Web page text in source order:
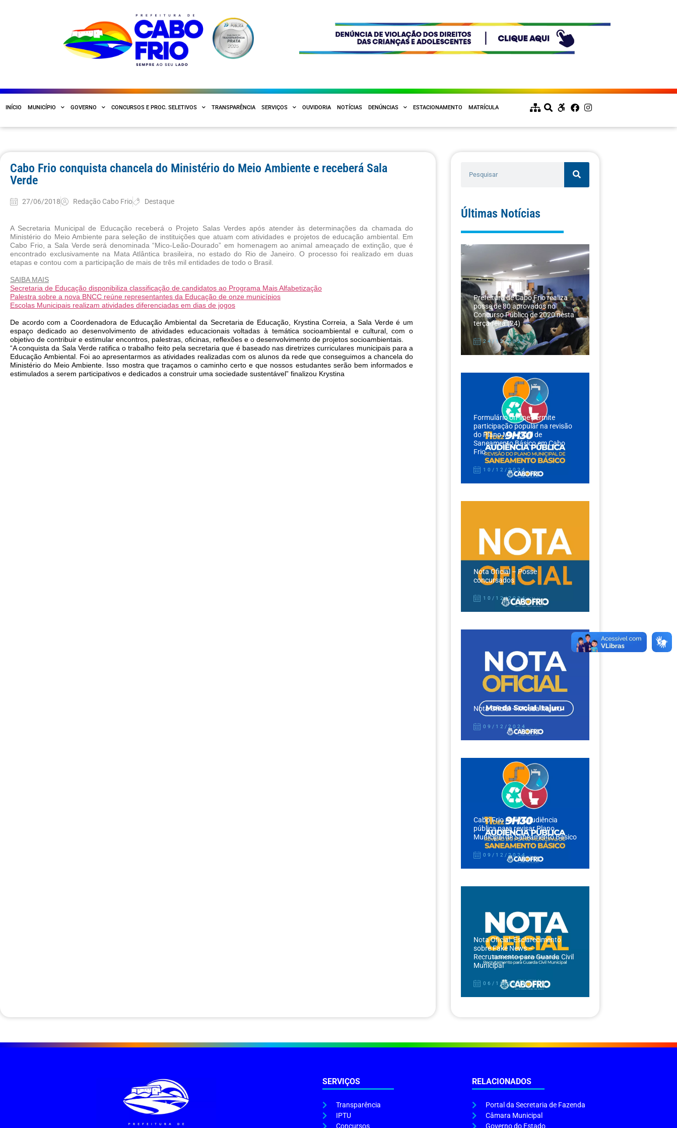
INÍCIO MUNICÍPIO GOVERNO CONCURSOS E PROC. SELETIVOS TRANSPARÊNCIA SERVIÇOS OUVIDORIA NOTÍCIAS DENÚNCIAS ESTACIONAMENTO MATRÍCULA
Cabo Frio conquista chancela do Ministério do Meio Ambiente e receberá Sala
Verde
27/06/2018 Redação Cabo Frio Destaque
A Secretaria Municipal de Educação receberá o Projeto Salas Verdes após atender às determinações da chamada do
Ministério do Meio Ambiente para seleção de instituições que atuam com atividades e projetos de educação ambiental. Em
Cabo Frio, a Sala Verde será denominada “Mico-Leão-Dourado” em homenagem ao animal ameaçado de extinção, que é
encontrado exclusivamente na Mata Atlântica brasileira, no estado do Rio de Janeiro. O processo foi realizado em duas
etapas e contou com a participação de mais de três mil entidades de todo o Brasil.
SAIBA MAIS
Secretaria de Educação disponibiliza classificação de candidatos ao Programa Mais Alfabetização
Palestra sobre a nova BNCC reúne representantes da Educação de onze municípios
Escolas Municipais realizam atividades diferenciadas em dias de jogos
De acordo com a Coordenadora de Educação Ambiental da Secretaria de Educação, Krystina Correia, a Sala Verde é um
espaço dedicado ao desenvolvimento de atividades educacionais voltadas à temática socioambiental e cultural, com o
objetivo de contribuir e estimular encontros, palestras, oficinas, reflexões e o desenvolvimento de projetos socioambientais.
“A conquista da Sala Verde ratifica o trabalho feito pela secretaria que é baseado nas diretrizes curriculares municipais para a
Educação Ambiental. Foi ao apresentarmos as atividades realizadas com os alunos da rede que conseguimos a chancela do
Ministério do Meio Ambiente. Isso mostra que traçamos o caminho certo e que nossos estudantes serão bem informados e
estimulados a serem participativos e dedicados a construir uma sociedade sustentável” finalizou Krystina
Últimas Notícias
Prefeitura de Cabo Frio realiza
posse de 80 aprovados no
Concurso Público de 2020 nesta
terça-feira (24)
24/12/2024
Formulário on-line permite
participação popular na revisão
do Plano Municipal de
Saneamento Básico em Cabo
Frio
10/12/2024
Nota Oficial – Posse
concursados
10/12/2024
Nota Oficial – Moeda Itajuru
09/12/2024
Cabo Frio realiza audiência
pública para revisar Plano
Municipal de Saneamento Básico
09/12/2024
Nota Oficial: Esclarecimento
sobre Fake News –
Recrutamento para Guarda Civil
Municipal
06/12/2024
SERVIÇOS
Transparência
IPTU
Concursos
RELACIONADOS
Portal da Secretaria de Fazenda
Câmara Municipal
Governo do Estado